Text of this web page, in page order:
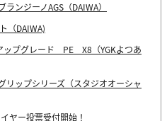
ジーノAGS（DAIWA）
（DAIWA)
プグレード PE X8（YGKよつあ
ップシリーズ（スタジオオーシャ
ヤー投票受付開始！